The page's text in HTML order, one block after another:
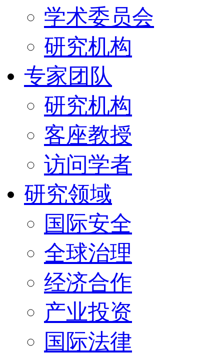
学术委员会
研究机构
专家团队
研究机构
客座教授
访问学者
研究领域
国际安全
全球治理
经济合作
产业投资
国际法律